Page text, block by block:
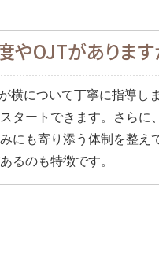
やOJTがあります
横について丁寧に指導し
タートできます。さらに
にも寄り添う体制を整え
るのも特徴です。